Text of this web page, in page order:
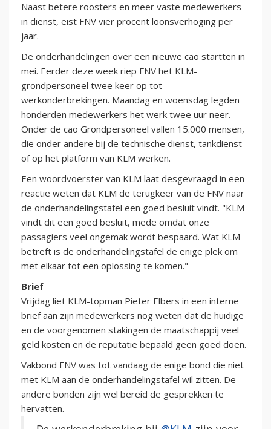
Naast betere roosters en meer vaste medewerkers
in dienst, eist FNV vier procent loonsverhoging per
jaar.
De onderhandelingen over een nieuwe cao startten in
mei. Eerder deze week riep FNV het KLM-
grondpersoneel twee keer op tot
werkonderbrekingen. Maandag en woensdag legden
honderden medewerkers het werk twee uur neer.
Onder de cao Grondpersoneel vallen 15.000 mensen,
die onder andere bij de technische dienst, tankdienst
of op het platform van KLM werken.
Een woordvoerster van KLM laat desgevraagd in een
reactie weten dat KLM de terugkeer van de FNV naar
de onderhandelingstafel een goed besluit vindt. "KLM
vindt dit een goed besluit, mede omdat onze
passagiers veel ongemak wordt bespaard. Wat KLM
betreft is de onderhandelingstafel de enige plek om
met elkaar tot een oplossing te komen."
Brief
Vrijdag liet KLM-topman Pieter Elbers in een interne
brief aan zijn medewerkers nog weten dat de huidige
en de voorgenomen stakingen de maatschappij veel
geld kosten en de reputatie bepaald geen goed doen.
Vakbond FNV was tot vandaag de enige bond die niet
met KLM aan de onderhandelingstafel wil zitten. De
andere bonden zijn wel bereid de gesprekken te
hervatten.